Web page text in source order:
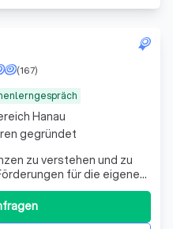
(167)
zu verstehen und zu
für die eigene
zu nutzen.
Hanau
gegründet